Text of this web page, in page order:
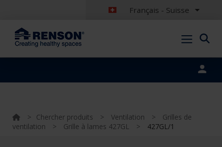
Français - Suisse
> Chercher produits > Ventilation >
Grilles de
ventilation
> Grille à lames 427GL > 427GL/1